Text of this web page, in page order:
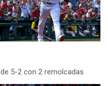
de 5-2 con 2 remolcadas